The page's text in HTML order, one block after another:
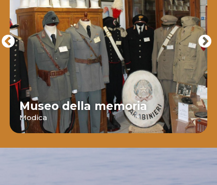
Museo della memoria
Modica